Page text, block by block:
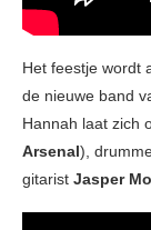
Het feestje wordt
de nieuwe band
Hannah laat zich
Arsenal),
gitarist Jasper